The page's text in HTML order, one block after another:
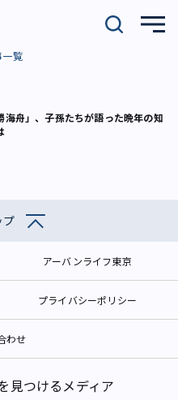
一覧
海舟」、子孫たちが語った晩年の知
プ
アーバンライフ東京
プライバシーポリシー
わせ
見つけるメディア